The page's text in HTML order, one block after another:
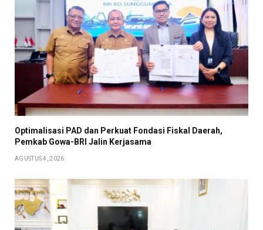
Optimalisasi PAD dan Perkuat Fondasi Fiskal Daerah,
Pemkab Gowa-BRI Jalin Kerjasama
AGUSTUS 4, 2026